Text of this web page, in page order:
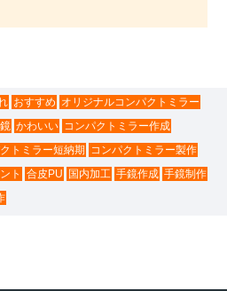
おすすめ オリジナルコンパクトミラー
かわいい コンパクトミラー作成
トミラー短納期 コンパクトミラー製作
ト 合皮PU 国内加工 手鏡作成 手鏡制作